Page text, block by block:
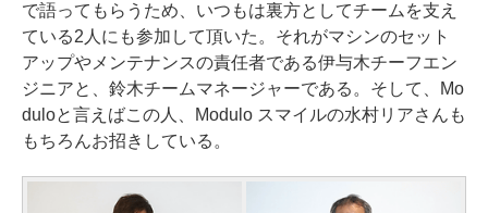
で語ってもらうため、いつもは裏方としてチームを支え
ている2人にも参加して頂いた。それがマシンのセット
アップやメンテナンスの責任者である伊与木チーフエン
ジニアと、鈴木チームマネージャーである。そして、Mo
duloと言えばこの人、Modulo スマイルの水村リアさんも
もちろんお招きしている。